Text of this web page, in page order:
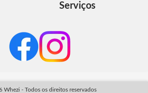
Serviços
Whezi - Todos os direitos reservados